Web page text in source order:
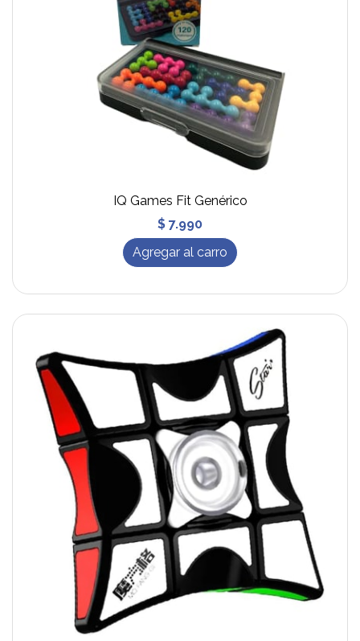
IQ Games Fit Genérico
$ 7.990
Agregar al carro